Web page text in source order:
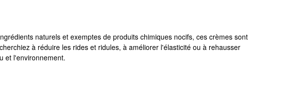
naturels et exemptes de produits chimiques nocifs, ces crèmes sont
à réduire les rides et ridules, à améliorer l'élasticité ou à rehausser
et l'environnement.